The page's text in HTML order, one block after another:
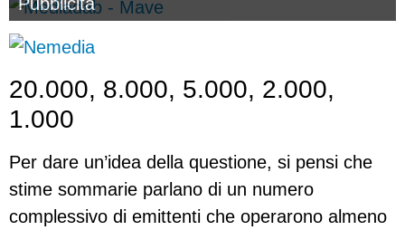
20.000, 8.000, 5.000, 2.000,
1.000
Per dare un’idea della questione, si pensi che
stime sommarie parlano di un numero
complessivo di emittenti che operarono almeno